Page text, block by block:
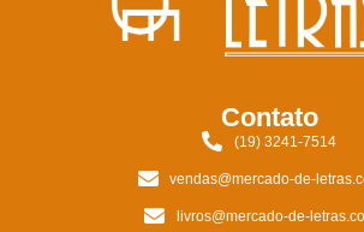
Contato
(19) 3241-7514
vendas@mercado-de-
livros@mercado-de-